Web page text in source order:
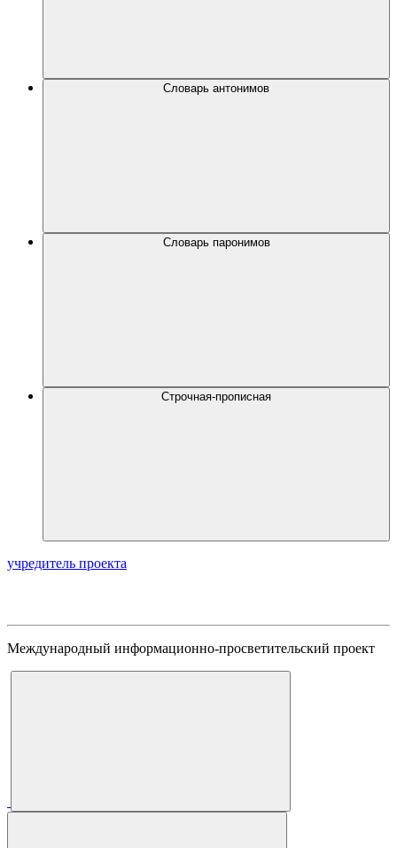
Словарь антонимов
Словарь паронимов
Строчная-прописная
учредитель проекта
Международный информационно-просветительский проект